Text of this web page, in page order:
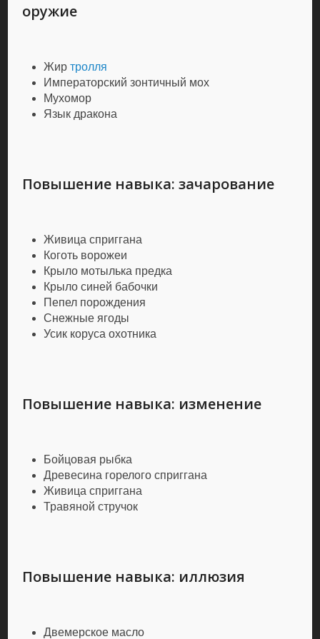
оружие
Жиртролля
Императорский зонтичный мох
Мухомор
Язык дракона
Повышение навыка: зачарование
Живица сприггана
Коготь ворожеи
Крыло мотылька предка
Крыло синей бабочки
Пепел порождения
Снежные ягоды
Усик коруса охотника
Повышение навыка: изменение
Бойцовая рыбка
Древесина горелого сприггана
Живица сприггана
Травяной стручок
Повышение навыка: иллюзия
Двемерское масло